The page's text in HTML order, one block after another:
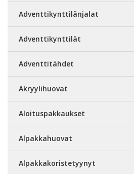
Adventtikynttilänjalat
Adventtikynttilät
Adventtitähdet
Akryylihuovat
Aloituspakkaukset
Alpakkahuovat
Alpakkakoristetyynyt